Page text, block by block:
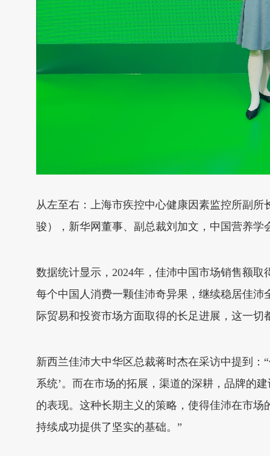
从左至右：上海市疾控中心健康因素监控所副
骏），新华网董事、副总裁刘加文，中国营养
数据统计显示，2024年，佳沛中国市场销售额
每个中国人消费一颗佳沛奇异果，继续稳居佳
际贸易和投资市场方面取得的长足进展，这一
新西兰佳沛大中华区总裁蒋时杰在采访中提到
系统’。而在市场的拓展，渠道的深耕，品牌的
的表现。这种长期主义的策略，使得佳沛在市
持续成功提供了坚实的基础。”